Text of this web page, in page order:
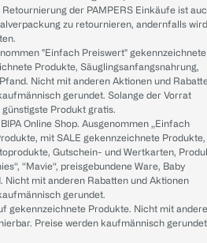
Retournierung der PAMPERS Einkäufe ist
zu retournieren, andernfalls wird
"Einfach Preiswert" gekennzeichnete
Produkte, Säuglingsanfangsnahrung,
Nicht mit anderen Aktionen und
gerundet. Solange der Vorrat
günstigste Produkt gratis.
Online Shop. Ausgenommen „Einfach
mit SALE gekennzeichnete Produkte,
Gutschein- und Wertkarten,
“Mavie“, preisgebundene Ware, Baby
Nicht mit anderen Rabatten und Aktionen
gerundet.
gekennzeichnete Produkte. Nicht mit
Preise werden kaufmännisch